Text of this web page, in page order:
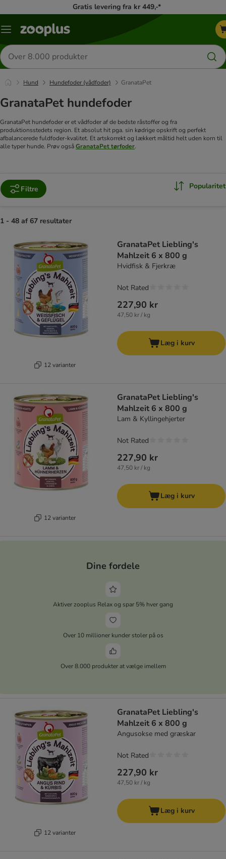
Gratis levering fra kr 449,-*
Menu
Søg
efter
produkter
Hund Hundefoder (vådfoder) GranataPet
GranataPet hundefoder
GranataPet hundefoder er et vådfoder af de bedste råstoffer og fra
produktionsstedets region. Et absolut hit pga. sin kødrige opskrift og perfekt
afbalancerede fuldfoder-kvalitet. Et artskorrekt og lækkert måltid helt uden korn til
alle typer hunde. Prøv ogsåGranataPet tørfoder.
Filtre Popularitet
1 - 48 af 67 resultater
12 varianter
GranataPet Liebling's
Mahlzeit 6 x 800 g
Hvidfisk & Fjerkræ
227,90 kr
47,50 kr / kg
Not Rated
Læg i kurv
12 varianter
GranataPet Liebling's
Mahlzeit 6 x 800 g
Lam & Kyllingehjerter
227,90 kr
47,50 kr / kg
Not Rated
Læg i kurv
Dine fordele
Aktiver zooplus Relax og spar 5% hver gang
Over 10 millioner kunder stoler på os
Over 8.000 produkter at vælge imellem
12 varianter
GranataPet Liebling's
Mahlzeit 6 x 800 g
Angusokse med græskar
227,90 kr
47,50 kr / kg
Not Rated
Læg i kurv